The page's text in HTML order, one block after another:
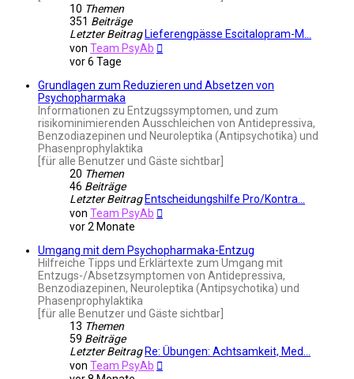
10 Themen
351 Beiträge
Letzter Beitrag Lieferengpässe Escitalopram-M…
von Team PsyAb
vor 6 Tage
Grundlagen zum Reduzieren und Absetzen von
Psychopharmaka
Informationen zu Entzugssymptomen, und zum
risikominimierenden Ausschleichen von Antidepressiva,
Benzodiazepinen und Neuroleptika (Antipsychotika) und
Phasenprophylaktika
[für alle Benutzer und Gäste sichtbar]
20 Themen
46 Beiträge
Letzter Beitrag Entscheidungshilfe Pro/Kontra…
von Team PsyAb
vor 2 Monate
Umgang mit dem Psychopharmaka-Entzug
Hilfreiche Tipps und Erklärtexte zum Umgang mit
Entzugs-/Absetzsymptomen von Antidepressiva,
Benzodiazepinen, Neuroleptika (Antipsychotika) und
Phasenprophylaktika
[für alle Benutzer und Gäste sichtbar]
13 Themen
59 Beiträge
Letzter Beitrag Re: Übungen: Achtsamkeit, Med…
von Team PsyAb